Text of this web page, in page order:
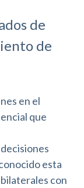
de
de
en el
que
esta
con